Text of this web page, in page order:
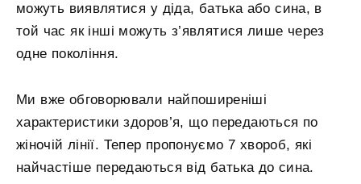
можуть виявлятися у діда, батька або сина, в
той час як інші можуть з’являтися лише через
одне покоління.
Ми вже обговорювали найпоширеніші
характеристики здоров’я, що передаються по
жіночій лінії. Тепер пропонуємо 7 хвороб, які
найчастіше передаються від батька до сина.